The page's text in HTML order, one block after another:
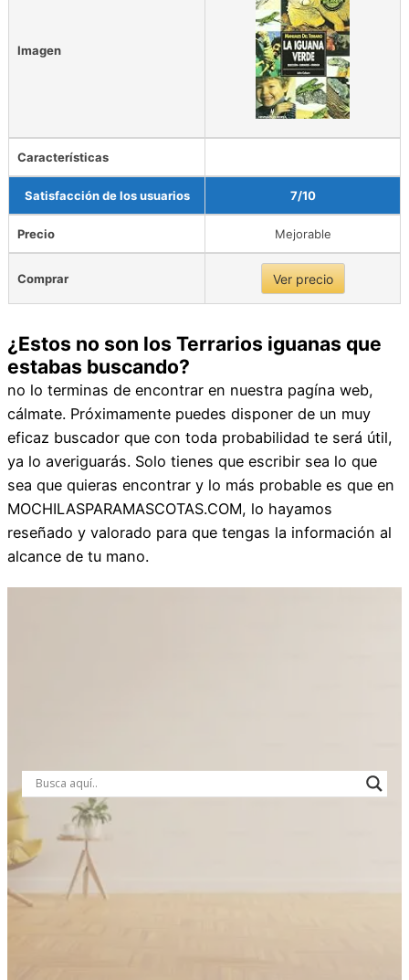
Imagen
Características
Satisfacción de los usuarios 7/10
Precio Mejorable
Comprar Ver precio
¿Estos no son los Terrarios iguanas que
estabas buscando?
no lo terminas de encontrar en nuestra pagína web,
cálmate. Próximamente puedes disponer de un muy
eficaz buscador que con toda probabilidad te será útil,
ya lo averiguarás. Solo tienes que escribir sea lo que
sea que quieras encontrar y lo más probable es que en
MOCHILASPARAMASCOTAS.COM, lo hayamos
reseñado y valorado para que tengas la información al
alcance de tu mano.